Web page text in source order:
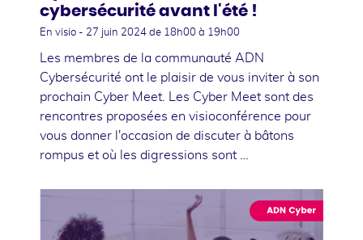
cybersécurité avant l'été !
En visio - 27 juin 2024 de 18h00 à 19h00
Les membres de la communauté ADN
Cybersécurité ont le plaisir de vous inviter à son
prochain Cyber Meet. Les Cyber Meet sont des
rencontres proposées en visioconférence pour
vous donner l'occasion de discuter à bâtons
rompus et où les digressions sont …